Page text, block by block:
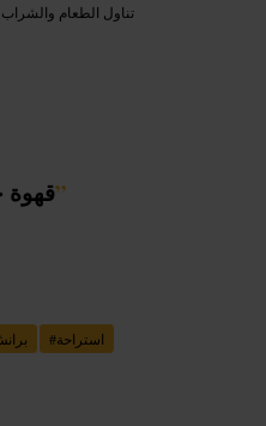
تناول الطعام والشراب
قهوة”
#استراحة